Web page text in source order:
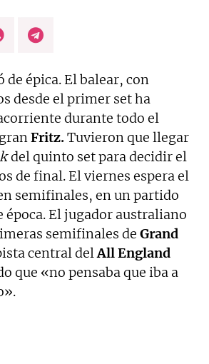
de épica. El balear, con
desde el primer set ha
durante todo el
Fritz.Tuvieron que llegar
del quinto set para decidir el
de final. El viernes espera el
semifinales, en un partido
época. El jugador australiano
semifinales de Grand
central delAll England
que «no pensaba que iba a